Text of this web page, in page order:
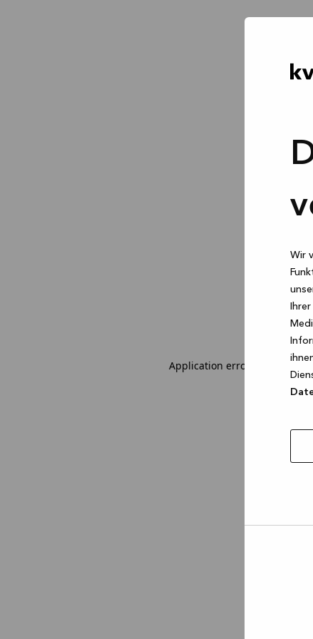
Wir
Application error: a client-